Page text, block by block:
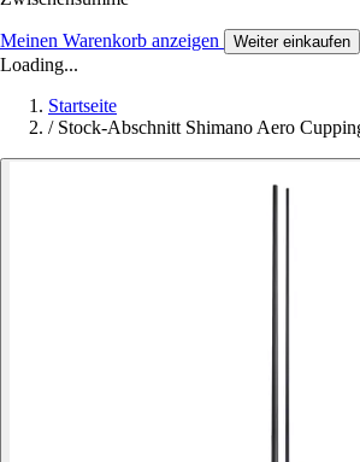
Meinen Warenkorb anzeigen Weiter einkaufen
Loading...
Startseite
/ Stock-Abschnitt Shimano Aero